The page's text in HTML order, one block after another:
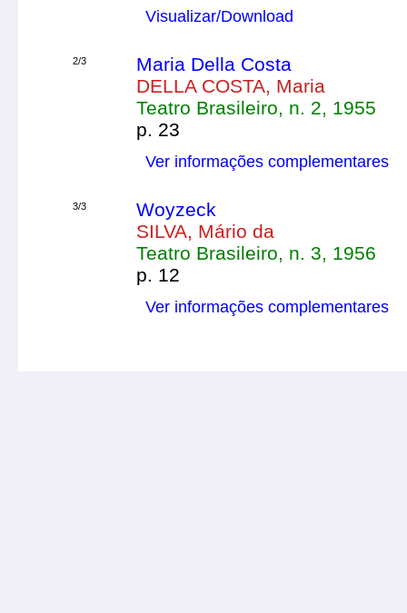
Visualizar/Download
2/3
Maria Della Costa
DELLA COSTA, Maria
Teatro Brasileiro, n. 2, 1955
p. 23
Ver informações complementares
3/3
Woyzeck
SILVA, Mário da
Teatro Brasileiro, n. 3, 1956
p. 12
Ver informações complementares